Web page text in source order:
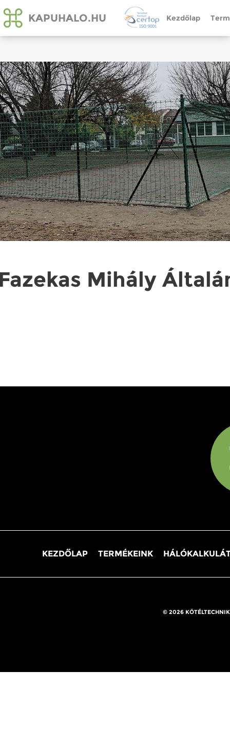
KAPUHALO.HU Kezdőlap
Mihály
KEZDŐLAP TERMÉKEINK
© 2026